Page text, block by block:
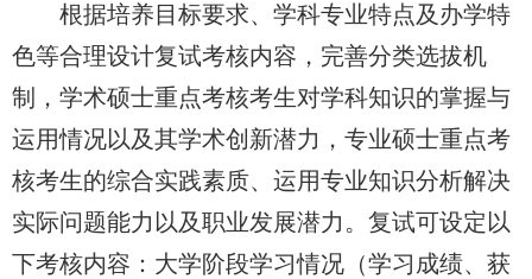
根据培养目标要求、学科专业特点及办学特
色等合理设计复试考核内容，完善分类选拔机
制，学术硕士重点考核考生对学科知识的掌握与
运用情况以及其学术创新潜力，专业硕士重点考
核考生的综合实践素质、运用专业知识分析解决
实际问题能力以及职业发展潜力。复试可设定以
下考核内容：大学阶段学习情况（学习成绩、获